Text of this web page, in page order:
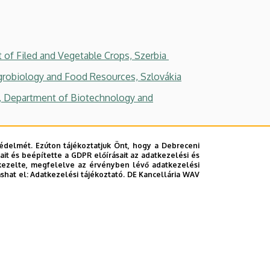
Filed and Vegetable Crops, Szerbia
and Food Resources, Szlovákia
Department of Biotechnology and
of Plovdiv, Bulgária
Románia
Ezúton tájékoztatjuk Önt, hogy a Debreceni
és beépítette a GDPR előírásait az adatkezelési és
megfelelve az érvényben lévő adatkezelési
el:Adatkezelési tájékoztató. DE Kancellária WAV